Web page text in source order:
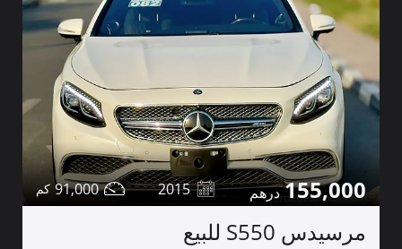
155,000
2015
91,000
مرسيدس S550 للبيع